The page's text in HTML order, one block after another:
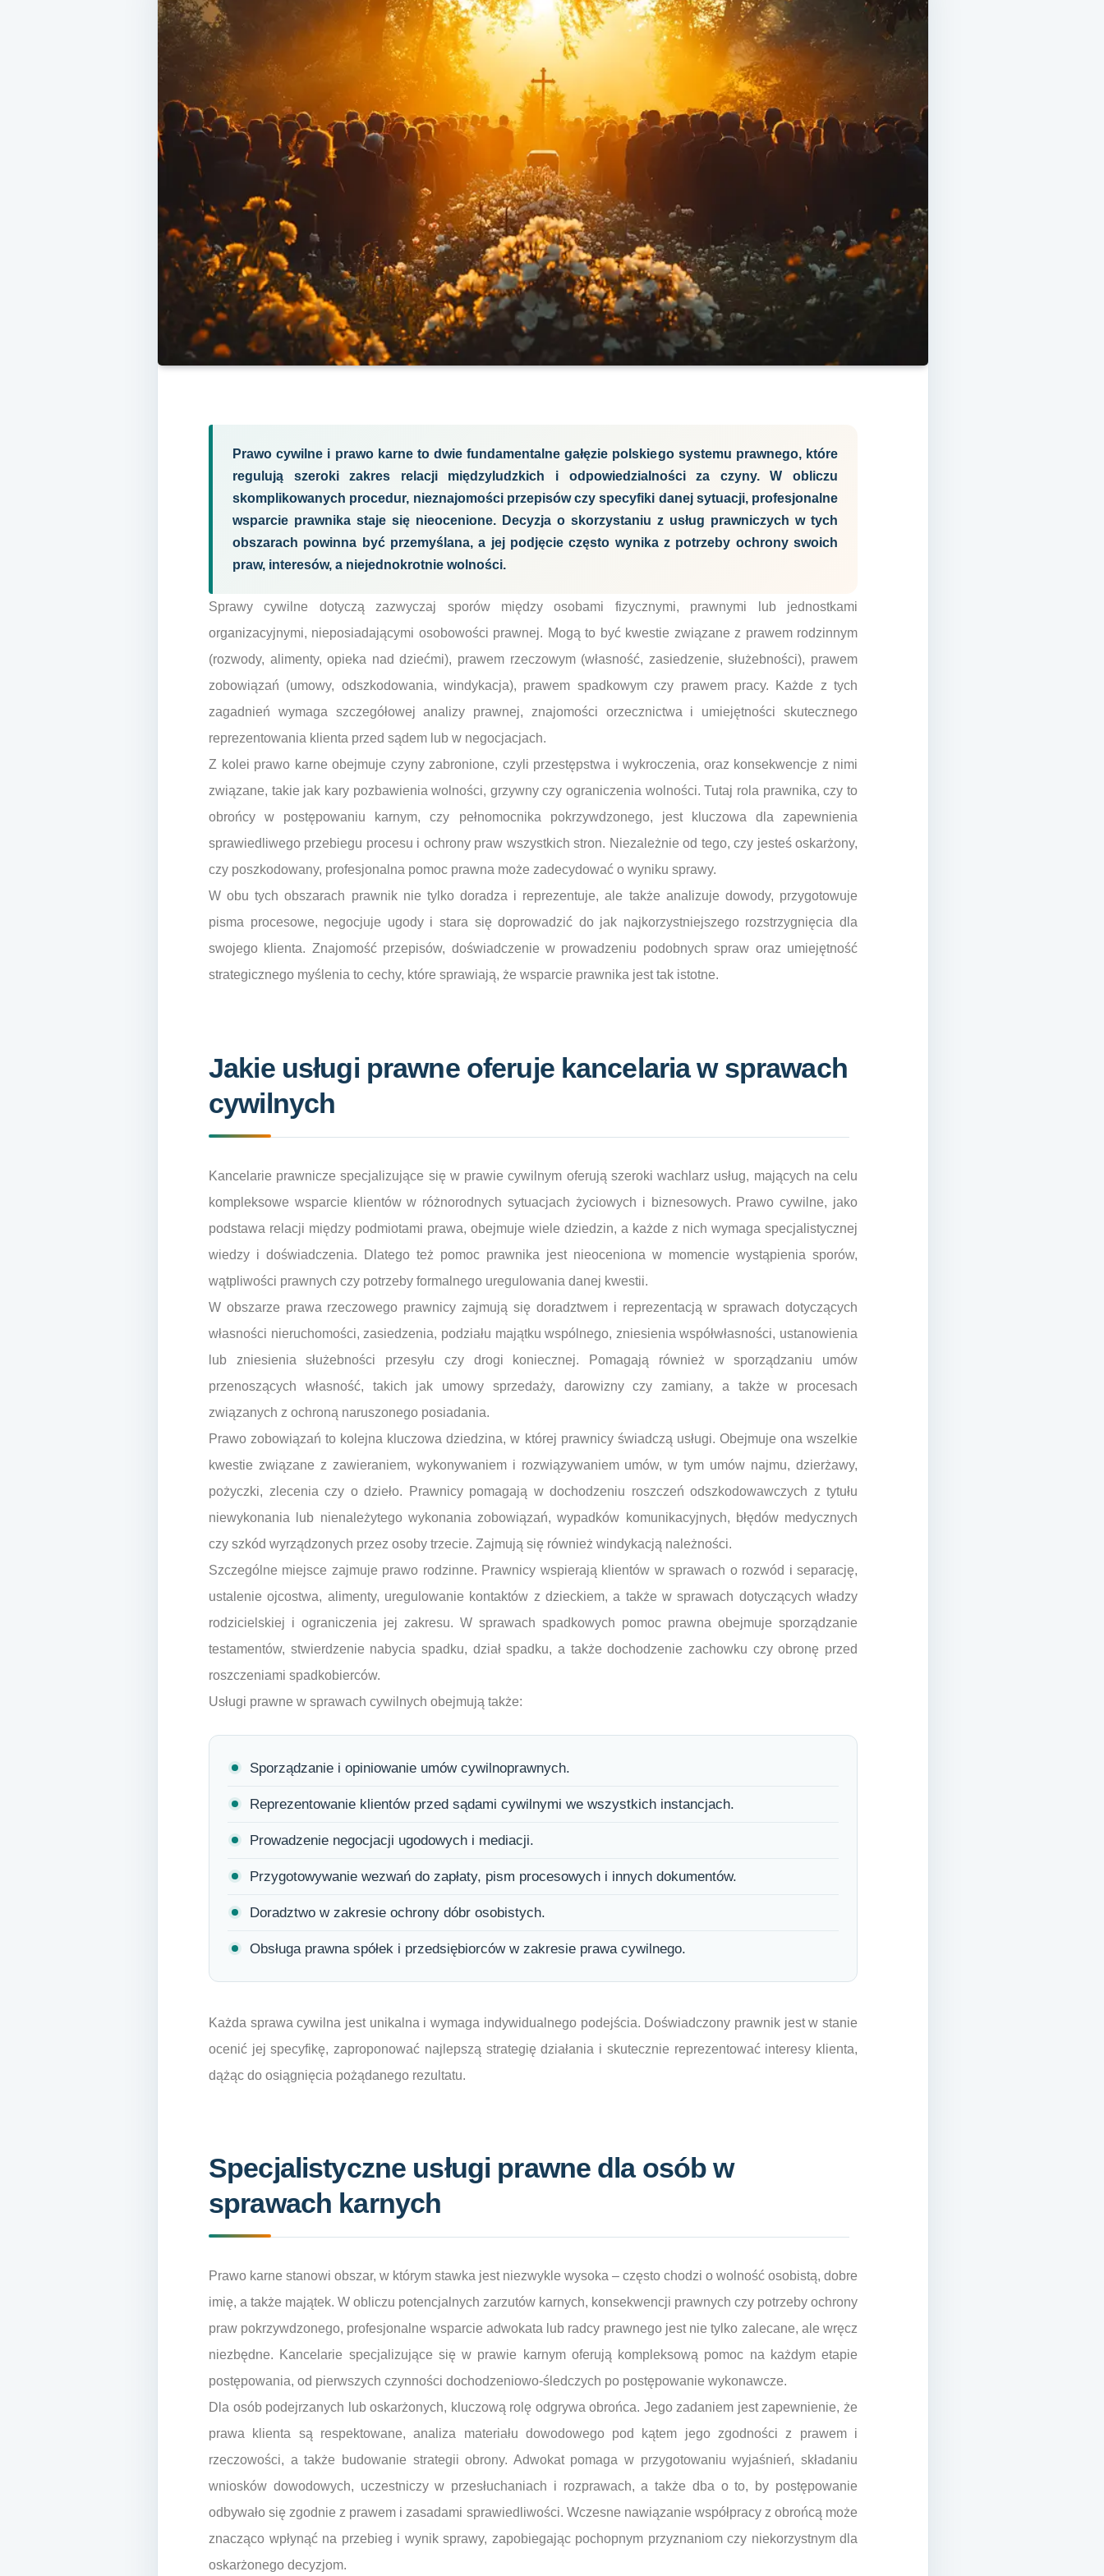
Prawo cywilne i prawo karne to dwie fundamentalne gałęzie polskiego systemu prawnego, które
regulują szeroki zakres relacji międzyludzkich i odpowiedzialności za czyny. W obliczu
skomplikowanych procedur, nieznajomości przepisów czy specyfiki danej sytuacji, profesjonalne
wsparcie prawnika staje się nieocenione. Decyzja o skorzystaniu z usług prawniczych w tych
obszarach powinna być przemyślana, a jej podjęcie często wynika z potrzeby ochrony swoich
praw, interesów, a niejednokrotnie wolności.
Sprawy cywilne dotyczą zazwyczaj sporów między osobami fizycznymi, prawnymi lub jednostkami
organizacyjnymi, nieposiadającymi osobowości prawnej. Mogą to być kwestie związane z prawem rodzinnym
(rozwody, alimenty, opieka nad dziećmi), prawem rzeczowym (własność, zasiedzenie, służebności), prawem
zobowiązań (umowy, odszkodowania, windykacja), prawem spadkowym czy prawem pracy. Każde z tych
zagadnień wymaga szczegółowej analizy prawnej, znajomości orzecznictwa i umiejętności skutecznego
reprezentowania klienta przed sądem lub w negocjacjach.
Z kolei prawo karne obejmuje czyny zabronione, czyli przestępstwa i wykroczenia, oraz konsekwencje z nimi
związane, takie jak kary pozbawienia wolności, grzywny czy ograniczenia wolności. Tutaj rola prawnika, czy to
obrońcy w postępowaniu karnym, czy pełnomocnika pokrzywdzonego, jest kluczowa dla zapewnienia
sprawiedliwego przebiegu procesu i ochrony praw wszystkich stron. Niezależnie od tego, czy jesteś oskarżony,
czy poszkodowany, profesjonalna pomoc prawna może zadecydować o wyniku sprawy.
W obu tych obszarach prawnik nie tylko doradza i reprezentuje, ale także analizuje dowody, przygotowuje
pisma procesowe, negocjuje ugody i stara się doprowadzić do jak najkorzystniejszego rozstrzygnięcia dla
swojego klienta. Znajomość przepisów, doświadczenie w prowadzeniu podobnych spraw oraz umiejętność
strategicznego myślenia to cechy, które sprawiają, że wsparcie prawnika jest tak istotne.
Jakie usługi prawne oferuje kancelaria w sprawach
cywilnych
Kancelarie prawnicze specjalizujące się w prawie cywilnym oferują szeroki wachlarz usług, mających na celu
kompleksowe wsparcie klientów w różnorodnych sytuacjach życiowych i biznesowych. Prawo cywilne, jako
podstawa relacji między podmiotami prawa, obejmuje wiele dziedzin, a każde z nich wymaga specjalistycznej
wiedzy i doświadczenia. Dlatego też pomoc prawnika jest nieoceniona w momencie wystąpienia sporów,
wątpliwości prawnych czy potrzeby formalnego uregulowania danej kwestii.
W obszarze prawa rzeczowego prawnicy zajmują się doradztwem i reprezentacją w sprawach dotyczących
własności nieruchomości, zasiedzenia, podziału majątku wspólnego, zniesienia współwłasności, ustanowienia
lub zniesienia służebności przesyłu czy drogi koniecznej. Pomagają również w sporządzaniu umów
przenoszących własność, takich jak umowy sprzedaży, darowizny czy zamiany, a także w procesach
związanych z ochroną naruszonego posiadania.
Prawo zobowiązań to kolejna kluczowa dziedzina, w której prawnicy świadczą usługi. Obejmuje ona wszelkie
kwestie związane z zawieraniem, wykonywaniem i rozwiązywaniem umów, w tym umów najmu, dzierżawy,
pożyczki, zlecenia czy o dzieło. Prawnicy pomagają w dochodzeniu roszczeń odszkodowawczych z tytułu
niewykonania lub nienależytego wykonania zobowiązań, wypadków komunikacyjnych, błędów medycznych
czy szkód wyrządzonych przez osoby trzecie. Zajmują się również windykacją należności.
Szczególne miejsce zajmuje prawo rodzinne. Prawnicy wspierają klientów w sprawach o rozwód i separację,
ustalenie ojcostwa, alimenty, uregulowanie kontaktów z dzieckiem, a także w sprawach dotyczących władzy
rodzicielskiej i ograniczenia jej zakresu. W sprawach spadkowych pomoc prawna obejmuje sporządzanie
testamentów, stwierdzenie nabycia spadku, dział spadku, a także dochodzenie zachowku czy obronę przed
roszczeniami spadkobierców.
Usługi prawne w sprawach cywilnych obejmują także:
Sporządzanie i opiniowanie umów cywilnoprawnych.
Reprezentowanie klientów przed sądami cywilnymi we wszystkich instancjach.
Prowadzenie negocjacji ugodowych i mediacji.
Przygotowywanie wezwań do zapłaty, pism procesowych i innych dokumentów.
Doradztwo w zakresie ochrony dóbr osobistych.
Obsługa prawna spółek i przedsiębiorców w zakresie prawa cywilnego.
Każda sprawa cywilna jest unikalna i wymaga indywidualnego podejścia. Doświadczony prawnik jest w stanie
ocenić jej specyfikę, zaproponować najlepszą strategię działania i skutecznie reprezentować interesy klienta,
dążąc do osiągnięcia pożądanego rezultatu.
Specjalistyczne usługi prawne dla osób w
sprawach karnych
Prawo karne stanowi obszar, w którym stawka jest niezwykle wysoka – często chodzi o wolność osobistą, dobre
imię, a także majątek. W obliczu potencjalnych zarzutów karnych, konsekwencji prawnych czy potrzeby ochrony
praw pokrzywdzonego, profesjonalne wsparcie adwokata lub radcy prawnego jest nie tylko zalecane, ale wręcz
niezbędne. Kancelarie specjalizujące się w prawie karnym oferują kompleksową pomoc na każdym etapie
postępowania, od pierwszych czynności dochodzeniowo-śledczych po postępowanie wykonawcze.
Dla osób podejrzanych lub oskarżonych, kluczową rolę odgrywa obrońca. Jego zadaniem jest zapewnienie, że
prawa klienta są respektowane, analiza materiału dowodowego pod kątem jego zgodności z prawem i
rzeczowości, a także budowanie strategii obrony. Adwokat pomaga w przygotowaniu wyjaśnień, składaniu
wniosków dowodowych, uczestniczy w przesłuchaniach i rozprawach, a także dba o to, by postępowanie
odbywało się zgodnie z prawem i zasadami sprawiedliwości. Wczesne nawiązanie współpracy z obrońcą może
znacząco wpłynąć na przebieg i wynik sprawy, zapobiegając pochopnym przyznaniom czy niekorzystnym dla
oskarżonego decyzjom.